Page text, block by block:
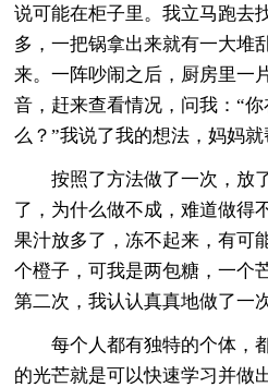
说可能在柜子里。我立马跑去
多，一把锅拿出来就有一大堆
来。一阵吵闹之后，厨房里一
音，赶来查看情况，问我：“
么？”我说了我的想法，妈妈就
按照了方法做了一次，放
了，为什么做不成，难道做得
果汁放多了，冻不起来，有可
个橙子，可我是两包糖，一个
第二次，我认认真真地做了一
每个人都有独特的个体，
的光芒就是可以快速学习并做